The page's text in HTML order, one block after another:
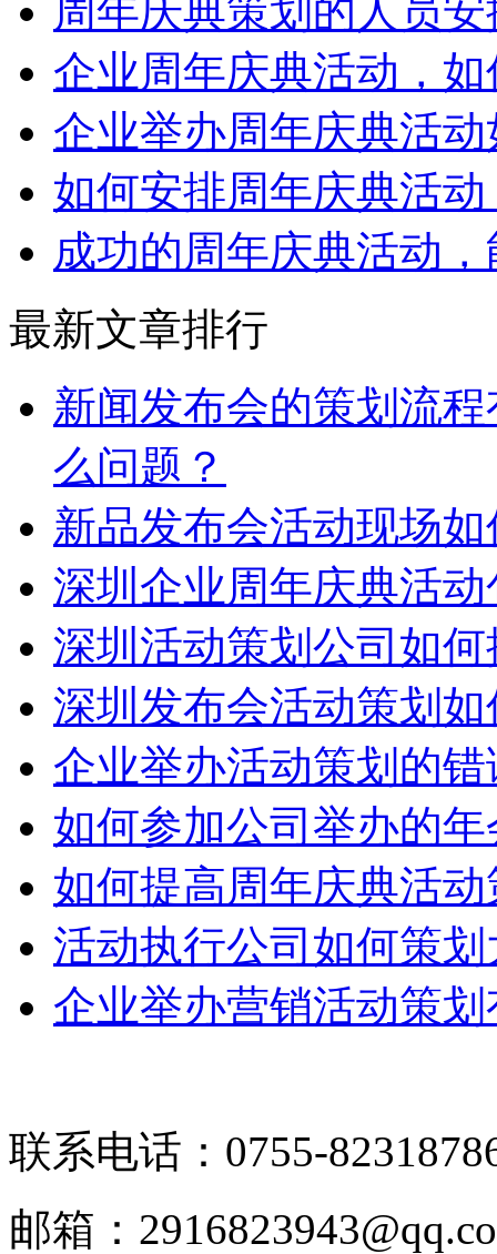
周年庆典策划的人员
企业周年庆典活动，
企业举办周年庆典活
如何安排周年庆典活
成功的周年庆典活动
最新文章排行
新闻发布会的策划流
么问题？
新品发布会活动现场
深圳企业周年庆典活
深圳活动策划公司如
深圳发布会活动策划
企业举办活动策划的
如何参加公司举办的年
如何提高周年庆典活
活动执行公司如何策
企业举办营销活动策
联系电话：0755-
邮箱：